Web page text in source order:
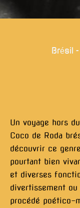
Brésil
Un voyage hors
Coco de Roda
découvrir ce
pourtant bien
et diverses
divertissement
procédé poético-